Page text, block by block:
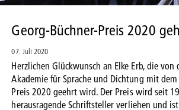
Georg-Büchner-Preis 2020
07. Juli 2020
Herzlichen Glückwunsch an Elke Erb, die von
Akademie für Sprache und Dichtung mit dem
Preis 2020 geehrt wird. Der Preis wird seit
herausragende Schriftsteller verliehen und